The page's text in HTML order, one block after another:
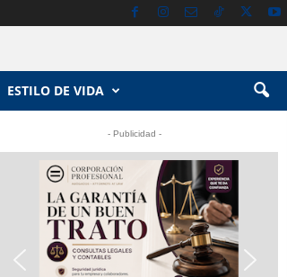
ESTILO DE VIDA
- Publicidad -